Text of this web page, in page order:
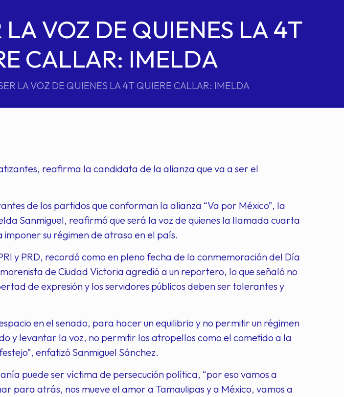
LA VOZ DE QUIENES LA 4T
CALLAR: IMELDA
LA VOZ DE QUIENES LA 4T QUIERE CALLAR: IMELDA
reafirma la candidata de la alianza que va a ser el
de los partidos que conforman la alianza “Va por México”, la
Sanmiguel, reafirmó que será la voz de quienes la llamada cuarta
su régimen de atraso en el país.
y PRD, recordó como en pleno fecha de la conmemoración del Día
de Ciudad Victoria agredió a un reportero, lo que señaló no
de expresión y los servidores públicos deben ser tolerantes y
en el senado, para hacer un equilibrio y no permitir un régimen
y levantar la voz, no permitir los atropellos como el cometido a la
enfatizó Sanmiguel Sánchez.
puede ser víctima de persecución política, “por eso vamos a
para atrás, nos mueve el amor a Tamaulipas y a México, vamos a